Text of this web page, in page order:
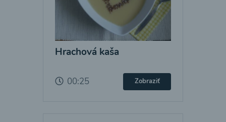
Hrachová kaša
00:25 Zobraziť